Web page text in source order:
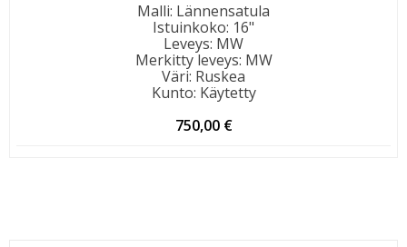
Malli: Lännensatula
Istuinkoko: 16"
Leveys: MW
Merkitty leveys: MW
Väri: Ruskea
Kunto: Käytetty
750,00 €